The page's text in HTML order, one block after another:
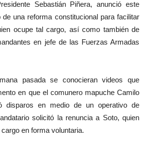
Sebastián Piñera, anunció este
una reforma constitucional para facilitar
ocupe tal cargo, así como también de
en jefe de las Fuerzas Armadas
pasada se conocieran videos que
en que el comunero mapuche Camilo
disparos en medio de un operativo de
solicitó la renuncia a Soto, quien
en forma voluntaria.